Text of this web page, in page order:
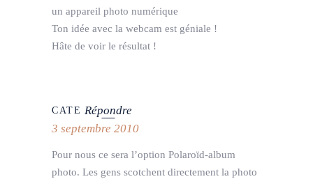
un appareil photo numérique
Ton idée avec la webcam est géniale !
Hâte de voir le résultat !
CATE Répondre
3 septembre 2010
Pour nous ce sera l’option Polaroïd-album
photo. Les gens scotchent directement la photo